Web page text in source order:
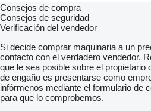
Consejos de compra
Consejos de seguridad
Verificación del vendedor
Si decide comprar maquinaria a un
contacto con el verdadero vendedor.
que le sea posible sobre el propietario
de engaño es presentarse como
infórmenos mediante el formulario de
para que lo comprobemos.